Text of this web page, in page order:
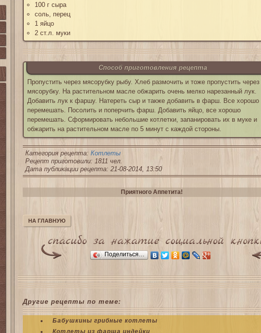
100 г сыра
соль, перец
1 яйцо
2 ст.л. муки
Способ приготовления рецепта
Пропустить через мясорубку рыбу. Хлеб размочить и тоже пропустить через
мясорубку. На растительном масле обжарить очень мелко нарезанный лук.
Добавить лук к фаршу. Натереть сыр и также добавить в фарш. Все хорошо
перемешать. Посолить и поперчить фарш. Добавить яйцо, все хорошо
перемешать. Сформировать небольшие котлетки, запанировать их в муке и
обжарить на растительном масле по 5 минут с каждой стороны.
Категория рецепта: Котлеты
Рецепт приготовили: 1811 чел.
Дата публикации рецепта: 21-08-2014, 13:50
Приятного Аппетита!
НА ГЛАВНУЮ
Поделиться…
Другие рецепты по теме:
Бабушкины грибные котлеты
Котлеты из фарша индейки